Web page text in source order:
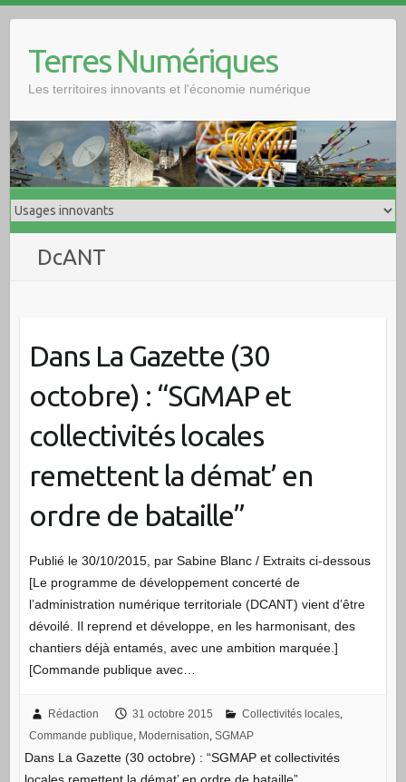
Terres Numériques
Les territoires innovants et l'économie numérique
DcANT
Dans La Gazette (30
octobre) : “SGMAP et
collectivités locales
remettent la démat’ en
ordre de bataille”
Publié le 30/10/2015, par Sabine Blanc / Extraits ci-dessous
[Le programme de développement concerté de
l’administration numérique territoriale (DCANT) vient d’être
dévoilé. Il reprend et développe, en les harmonisant, des
chantiers déjà entamés, avec une ambition marquée.]
[Commande publique avec…
Rédaction 31 octobre 2015 Collectivités locales,
Commande publique, Modernisation, SGMAP
Dans La Gazette (30 octobre) : “SGMAP et collectivités